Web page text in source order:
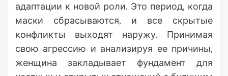
адаптации к новой роли. Это период, когда
маски сбрасываются, и все скрытые
конфликты выходят наружу. Принимая
свою агрессию и анализируя ее причины,
женщина закладывает фундамент для